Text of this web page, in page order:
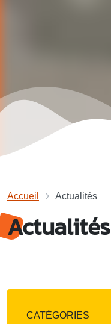
Accueil Actualités
Actualités
CATÉGORIES